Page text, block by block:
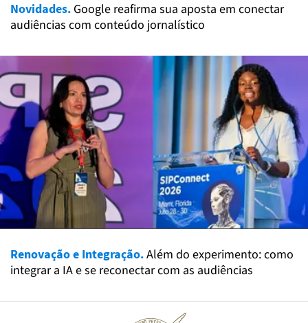
Novidades. Google reafirma sua aposta em conectar
audiências com conteúdo jornalístico
Renovação e Integração.Além do experimento: como
integrar a IA e se reconectar com as audiências